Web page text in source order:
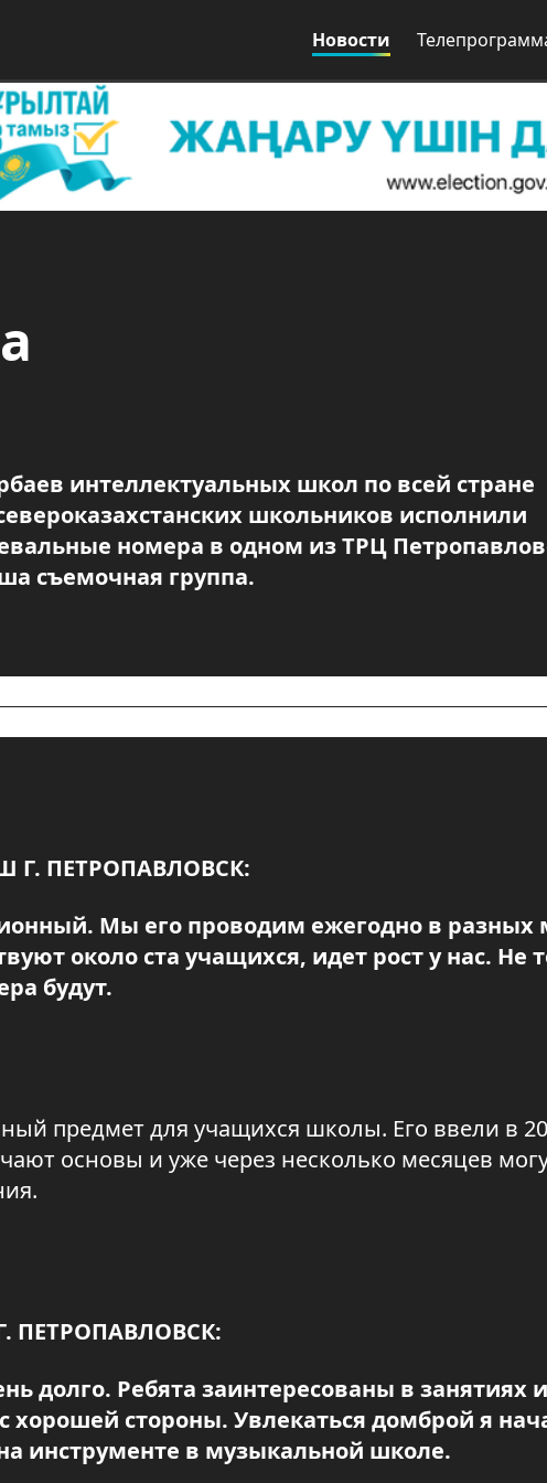
Новости
интеллектуальных школ по всей стране
школьников исполнили
номера в одном из ТРЦ
съемочная группа.
Г. ПЕТРОПАВЛОВСК:
Мы его проводим ежегодно в разных
около ста учащихся, идет рост у нас. Не
будут.
предмет для учащихся школы. Его ввели в
основы и уже через несколько месяцев
ПЕТРОПАВЛОВСК:
долго. Ребята заинтересованы в занятиях и
хорошей стороны. Увлекаться домброй я
инструменте в музыкальной школе.